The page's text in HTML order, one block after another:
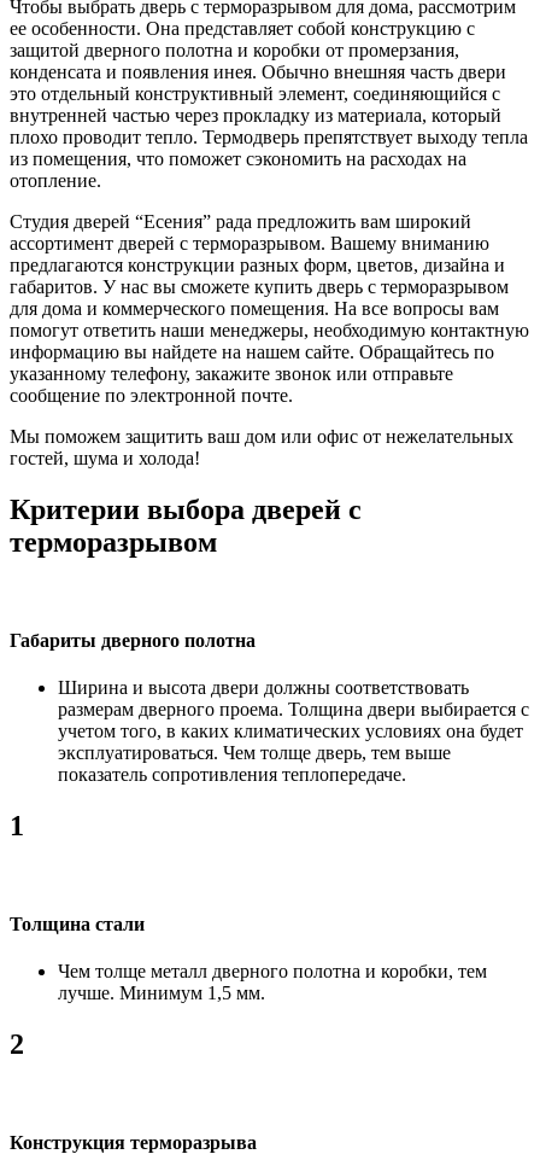
Чтобы выбрать дверь с терморазрывом для дома, рассмотрим
ее особенности. Она представляет собой конструкцию с
защитой дверного полотна и коробки от промерзания,
конденсата и появления инея. Обычно внешняя часть двери
это отдельный конструктивный элемент, соединяющийся с
внутренней частью через прокладку из материала, который
плохо проводит тепло. Термодверь препятствует выходу тепла
из помещения, что поможет сэкономить на расходах на
отопление.
Студия дверей “Есения” рада предложить вам широкий
ассортимент дверей с терморазрывом. Вашему вниманию
предлагаются конструкции разных форм, цветов, дизайна и
габаритов. У нас вы сможете купить дверь с терморазрывом
для дома и коммерческого помещения. На все вопросы вам
помогут ответить наши менеджеры, необходимую контактную
информацию вы найдете на нашем сайте. Обращайтесь по
указанному телефону, закажите звонок или отправьте
сообщение по электронной почте.
Мы поможем защитить ваш дом или офис от нежелательных
гостей, шума и холода!
Критерии выбора дверей с
терморазрывом
Габариты дверного полотна
Ширина и высота двери должны соответствовать
размерам дверного проема. Толщина двери выбирается с
учетом того, в каких климатических условиях она будет
эксплуатироваться. Чем толще дверь, тем выше
показатель сопротивления теплопередаче.
1
Толщина стали
Чем толще металл дверного полотна и коробки, тем
лучше. Минимум 1,5 мм.
2
Конструкция терморазрыва